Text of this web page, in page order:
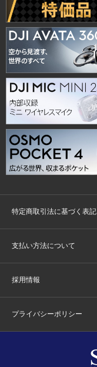
特定商取引法に基づく表記
支払い方法について
採用情報
プライバシーポリシー